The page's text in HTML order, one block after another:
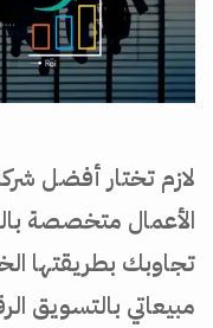
لازم تختار أفضل
الأعمال متخصصة
تجاوبك بطريقتها
مبيعاتي بالتسويق